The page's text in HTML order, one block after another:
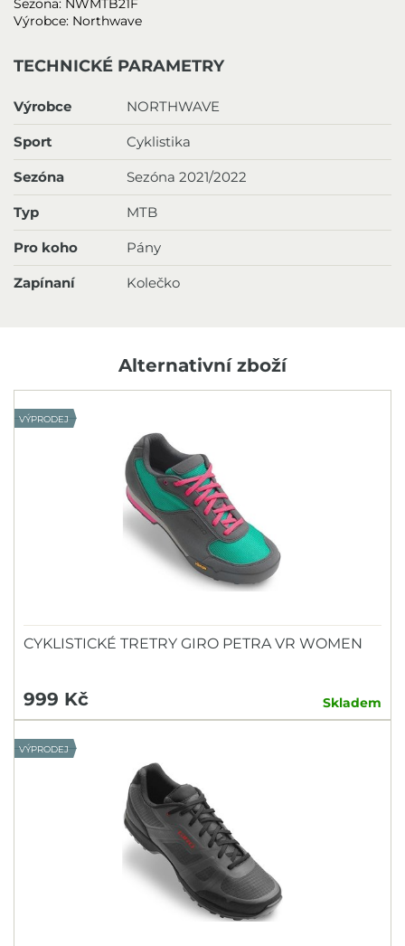
Sezona: NWMTB21F
Výrobce: Northwave
TECHNICKÉ PARAMETRY
Výrobce NORTHWAVE
Sport Cyklistika
Sezóna Sezóna 2021/2022
Typ MTB
Pro koho Pány
Zapínaní Kolečko
Alternativní zboží
VÝPRODEJ
CYKLISTICKÉ TRETRY GIRO PETRA VR WOMEN
999 Kč Skladem
VÝPRODEJ